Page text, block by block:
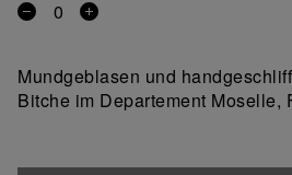
Entfernen
Produkt
Ein
Mundgeblasen und
Bitche im Departement Moselle,